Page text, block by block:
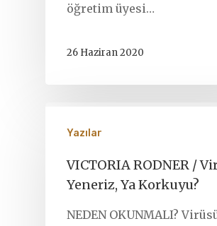
öğretim üyesi…
26 Haziran 2020
Yazılar
VICTORIA RODNER /
Yeneriz, Ya Korkuyu?
NEDEN OKUNMALI?